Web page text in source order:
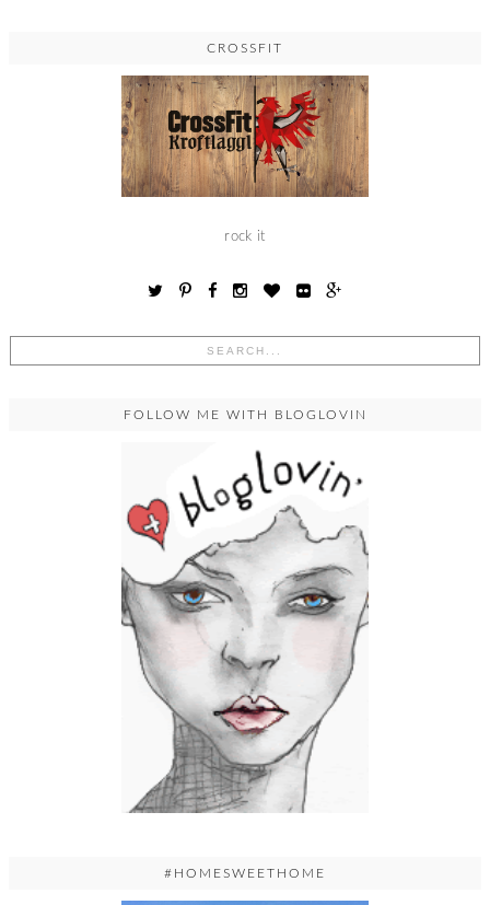
CROSSFIT
rock it
FOLLOW ME WITH BLOGLOVIN
#HOMESWEETHOME